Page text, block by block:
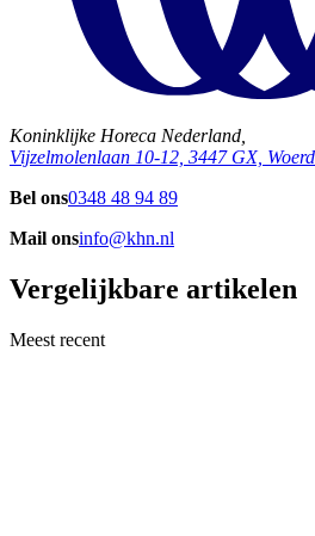
Koninklijke Horeca Nederland,
Vijzelmolenlaan 10-12, 3447 GX,
Bel ons0348 48 94 89
Mail onsinfo@khn.nl
Vergelijkbare artikelen
Meest recent